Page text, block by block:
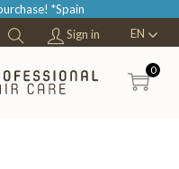
*Spain
Sign in EN
0